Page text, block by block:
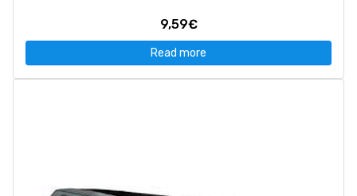
9,59€
Read more